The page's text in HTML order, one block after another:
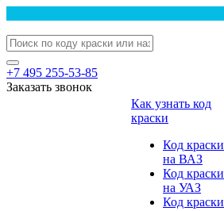
+7 495 255-53-85
Заказать звонок
Как узнать код
краски
Код краски
на ВАЗ
Код краски
на УАЗ
Код краски